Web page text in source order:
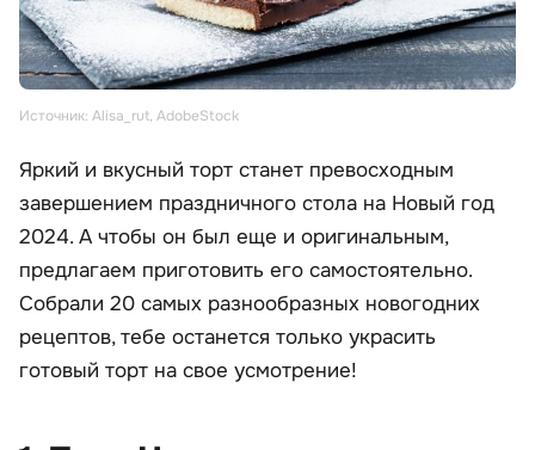
Источник: Alisa_rut, AdobeStock
Яркий и вкусный торт станет превосходным
завершением праздничного стола на Новый год
2024. А чтобы он был еще и оригинальным,
предлагаем приготовить его самостоятельно.
Собрали 20 самых разнообразных новогодних
рецептов, тебе останется только украсить
готовый торт на свое усмотрение!